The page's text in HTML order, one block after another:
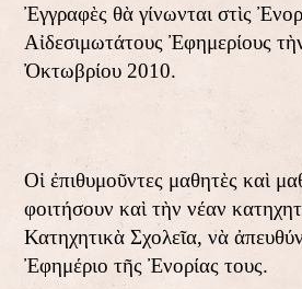
Ἐγγραφὲς θὰ γίνωνται στὶς
Αἰδεσιμωτάτους Ἐφημερίους
Ὀκτωβρίου 2010.
Οἱ ἐπιθυμοῦντες μαθητὲς καὶ
φοιτήσουν καὶ τὴν νέαν
Κατηχητικὰ Σχολεῖα, νὰ
Ἐφημέριο τῆς Ἐνορίας τους.